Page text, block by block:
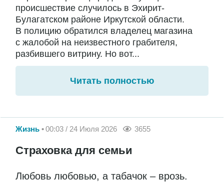
происшествие случилось в Эхирит-
Булагатском районе Иркутской области.
В полицию обратился владелец магазина
с жалобой на неизвестного грабителя,
разбившего витрину. Но вот...
Читать полностью
Жизнь 00:03 / 24 Июля 2026 3655
Страховка для семьи
Любовь любовью, а табачок – врозь.